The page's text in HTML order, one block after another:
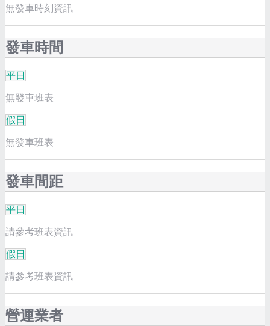
無發車時刻資訊
發車時間
平日
無發車班表
假日
無發車班表
發車間距
平日
請參考班表資訊
假日
請參考班表資訊
營運業者